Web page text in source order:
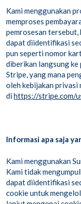
Kami menggunakan
memproses
pemrosesan tersebut,
dapat diidentifikasi
pun seperti nomor
diberikan langsung
Stripe, yang mana
oleh kebijakan privasi
dihttps://stripe.com/
Informasi apa saja
Kami menggunakan
Kami tidak
dapat diidentifikasi
cookie untuk